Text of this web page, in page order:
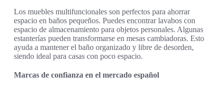
Los muebles multifuncionales son perfectos para ahorrar
espacio en baños pequeños. Puedes encontrar lavabos con
espacio de almacenamiento para objetos personales. Algunas
estanterías pueden transformarse en mesas cambiadoras. Esto
ayuda a mantener el baño organizado y libre de desorden,
siendo ideal para casas con poco espacio.
Marcas de confianza en el mercado español